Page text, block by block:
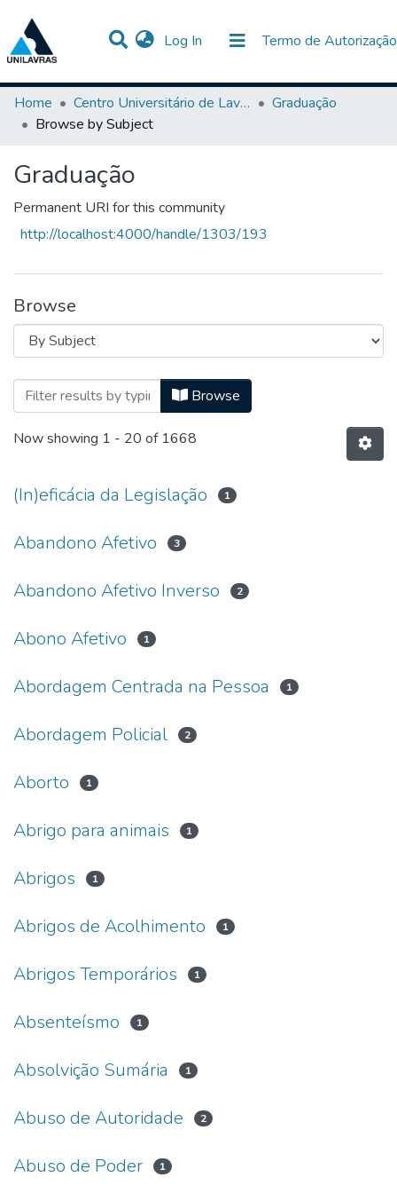
Log In (current) Termo de Autorização
Communities & Collections
All of DSpace
Home
Centro Universitário de Lavras-UNILAVRAS
Graduação
Browse by Subject
Graduação
Permanent URI for this community
http://localhost:4000/handle/1303/193
Browse
Browsing Graduação by Subject
Browse
Now showing 1 - 20 of 1668
(In)eficácia da Legislação 1
Abandono Afetivo 3
Abandono Afetivo Inverso 2
Abono Afetivo 1
Abordagem Centrada na Pessoa 1
Abordagem Policial 2
Aborto 1
Abrigo para animais 1
Abrigos 1
Abrigos de Acolhimento 1
Abrigos Temporários 1
Absenteísmo 1
Absolvição Sumária 1
Abuso de Autoridade 2
Abuso de Poder 1